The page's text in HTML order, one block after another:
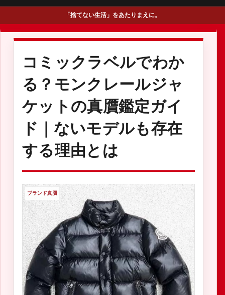
「捨てない生活」をあたりまえに。
コミックラベルでわか
る？モンクレールジャ
ケットの真贋鑑定ガイ
ド｜ないモデルも存在
する理由とは
ブランド真贋